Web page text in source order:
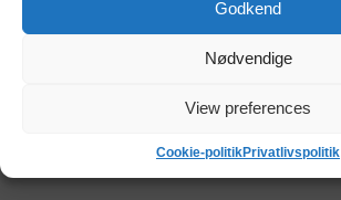
Godkend
Nødvendige
View preferences
Cookie-politikPrivatlivspolitik